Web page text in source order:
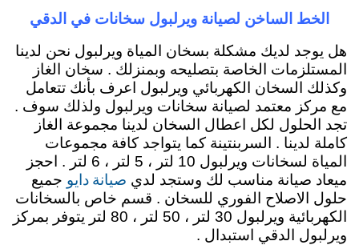
الخط الساخن لصيانة ويرلبول سخانات في الدقي
هل يوجد لديك مشكلة بسخان المياة ويرلبول نحن لدينا
المستلزمات الخاصة بتصليحه وبمنزلك . سخان الغاز
وكذلك السخان الكهربائي ويرلبول اعرف بأنك تتعامل
مع مركز معتمد لصيانة سخانات ويرلبول ولذلك سوف .
تجد الحلول لكل اعطال السخان لدينا مجموعة الغاز
كاملة لدينا . السربنتينة كما يتواجد كافة مجموعات
المياة لسخانات ويرلبول 10 لتر ، 5 لتر ، 6 لتر . احجز
ميعاد صيانة مناسب لك وستجد لدي صيانة دايو جميع
حلول الاصلاح الفوري للسخان . قسم خاص بالسخانات
الكهربائية ويرلبول 30 لتر ، 50 لتر ، 80 لتر يتوفر بمركز
ويرلبول الدقي استبدال .